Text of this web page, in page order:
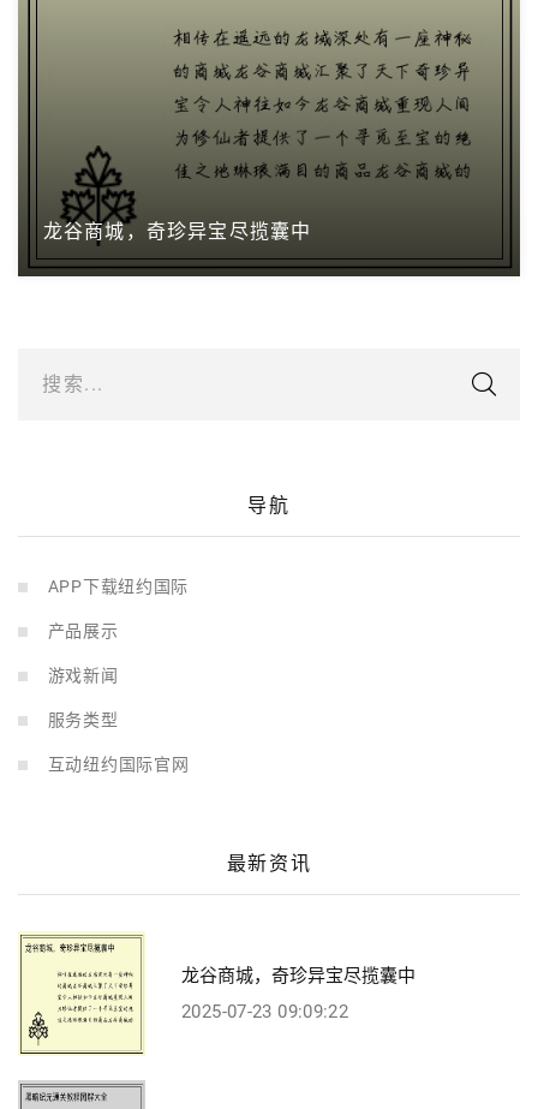
龙谷商城，奇珍异宝尽揽囊中
搜索...
导航
APP下载纽约国际
产品展示
游戏新闻
服务类型
互动纽约国际官网
最新资讯
龙谷商城，奇珍异宝尽揽囊中
2025-07-23 09:09:22